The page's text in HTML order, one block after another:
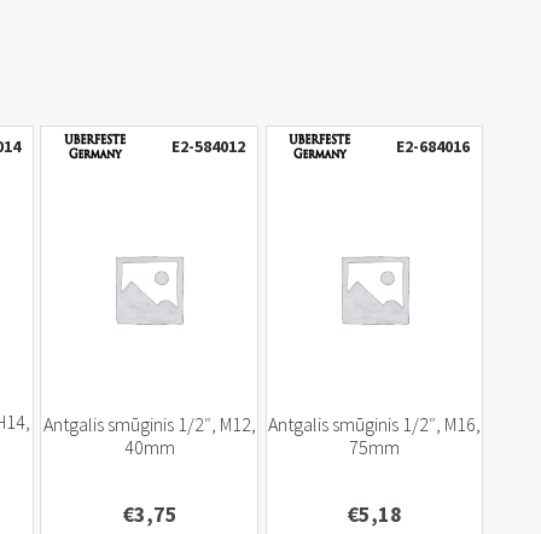
E2-584012
Antgalis smūginis 1/2″, M12,
40mm
€3,75
E2-684016
Antgalis smūginis 1/2″, M16,
75mm
€5,18